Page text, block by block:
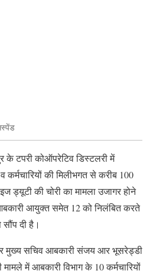
के टपरी कोऑपरेटिव डिस्टलरी में
कर्मचारियों की मिलीभगत से करीब 100
ड्यूटी की चोरी का मामला उजागर होने
आयुक्त समेत 12 को निलंबित करते
दी है।
मुख्य सचिव आबकारी संजय आर भूसरेड्डी
में आबकारी विभाग के 10 कर्मचारियों